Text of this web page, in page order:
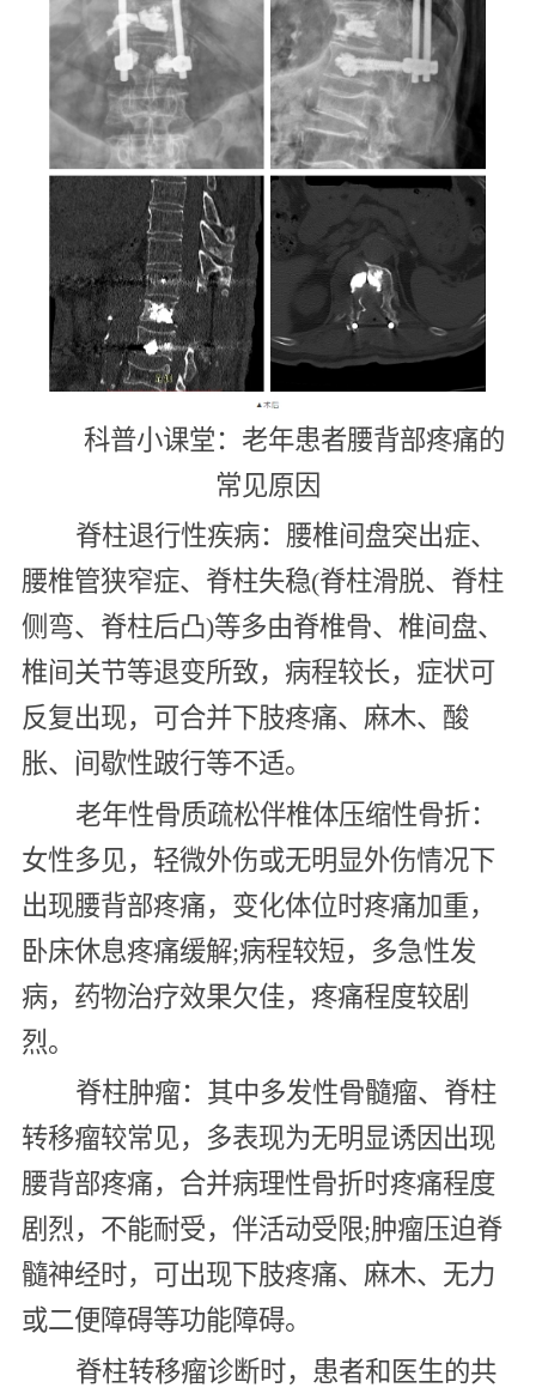
科普小课堂：老年患者腰背部疼痛的
常见原因
脊柱退行性疾病：腰椎间盘突出症、
腰椎管狭窄症、脊柱失稳(脊柱滑脱、脊柱
侧弯、脊柱后凸)等多由脊椎骨、椎间盘、
椎间关节等退变所致，病程较长，症状可
反复出现，可合并下肢疼痛、麻木、酸
胀、间歇性跛行等不适。
老年性骨质疏松伴椎体压缩性骨折：
女性多见，轻微外伤或无明显外伤情况下
出现腰背部疼痛，变化体位时疼痛加重，
卧床休息疼痛缓解;病程较短，多急性发
病，药物治疗效果欠佳，疼痛程度较剧
烈。
脊柱肿瘤：其中多发性骨髓瘤、脊柱
转移瘤较常见，多表现为无明显诱因出现
腰背部疼痛，合并病理性骨折时疼痛程度
剧烈，不能耐受，伴活动受限;肿瘤压迫脊
髓神经时，可出现下肢疼痛、麻木、无力
或二便障碍等功能障碍。
脊柱转移瘤诊断时，患者和医生的共